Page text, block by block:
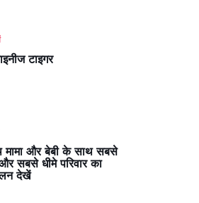
टाइगर
मामा और बेबी के साथ सबसे
और सबसे धीमे परिवार का
देखें